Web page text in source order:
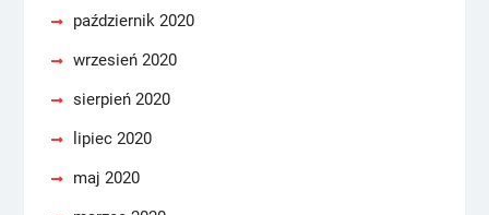
październik 2020
wrzesień 2020
sierpień 2020
lipiec 2020
maj 2020